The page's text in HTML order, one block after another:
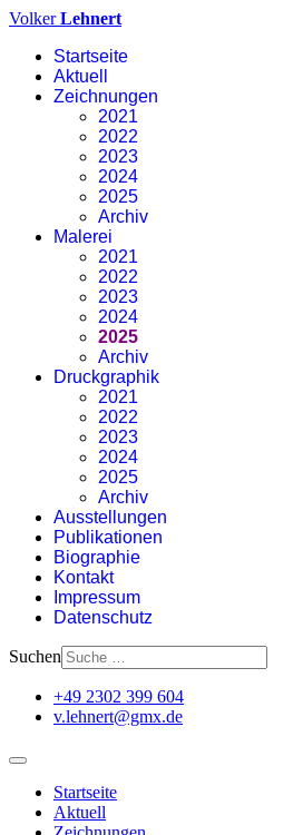
VolkerLehnert
Startseite
Aktuell
Zeichnungen
2021
2022
2023
2024
2025
Archiv
Malerei
2021
2022
2023
2024
2025
Archiv
Druckgraphik
2021
2022
2023
2024
2025
Archiv
Ausstellungen
Publikationen
Biographie
Kontakt
Impressum
Datenschutz
Suchen
+49 2302 399 604
v.lehnert@gmx.de
Startseite
Aktuell